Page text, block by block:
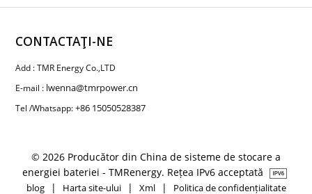
CONTACTAŢI-NE
Add : TMR Energy Co.,LTD
E-mail : lwenna@tmrpower.cn
Tel /Whatsapp:+86 15050528387
© 2026 Producător din China de sisteme de stocare a
energiei bateriei - TMRenergy. Rețea IPv6 acceptată
blog | Harta site-ului | Xml | Politica de confidențialitate